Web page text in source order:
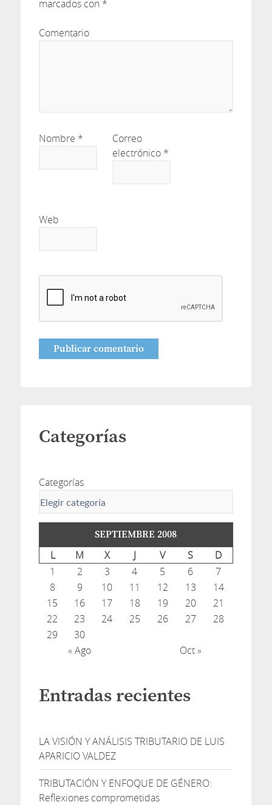
marcados con *
Comentario
Nombre *
Correo
electrónico *
Web
Categorías
Categorías
SEPTIEMBRE 2008
L M X J V S D
« Ago Oct »
1 2 3 4 5 6
7
8
9 10 11 12 13
14
15
16 17 18 19 20
21
22
23 24 25 26 27
28
29
30
Entradas recientes
LA VISIÓN Y ANÁLISIS TRIBUTARIO DE LUIS
APARICIO VALDEZ
TRIBUTACIÓN Y ENFOQUE DE GÉNERO:
Reflexiones comprometidas